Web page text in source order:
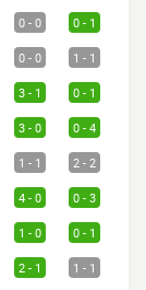
0 - 0 0 - 1
0 - 0 1 - 1
3 - 1 0 - 1
3 - 0 0 - 4
1 - 1 2 - 2
4 - 0 0 - 3
1 - 0 0 - 1
2 - 1 1 - 1